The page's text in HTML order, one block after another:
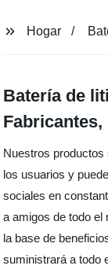
Hogar
Batería de
Nuestros
los usuarios y
sociales en
a amigos de todo el
la base de
suministrará a todo